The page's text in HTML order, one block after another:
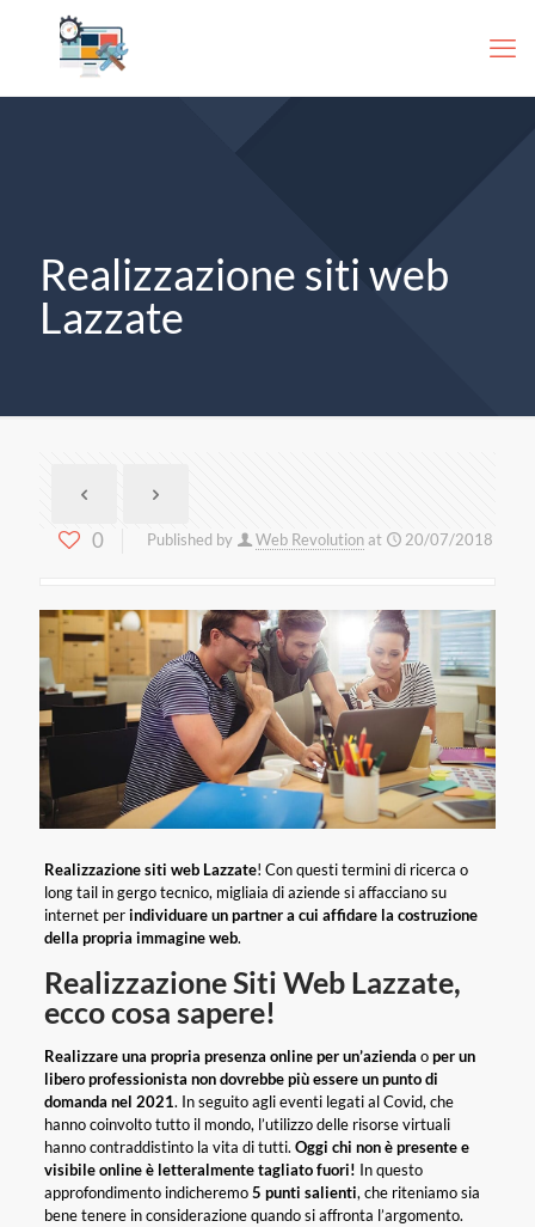
Realizzazione siti web
Lazzate
0 Published by Web Revolutionat 20/07/2018
Realizzazione siti web Lazzate! Con questi termini di ricerca o
long tail in gergo tecnico, migliaia di aziende si affacciano su
internet perindividuare un partner a cui affidare la costruzione
della propria immagine web.
Realizzazione Siti Web Lazzate,
ecco cosa sapere!
Realizzare una propria presenza online per un’azienda oper un
libero professionista non dovrebbe più essere un punto di
domanda nel 2021. In seguito agli eventi legati al Covid, che
hanno coinvolto tutto il mondo, l’utilizzo delle risorse virtuali
hanno contraddistinto la vita di tutti. Oggi chi non è presente e
visibile online è letteralmente tagliato fuori! In questo
approfondimento indicheremo5 punti salienti, che riteniamo sia
bene tenere in considerazione quando si affronta l’argomento.